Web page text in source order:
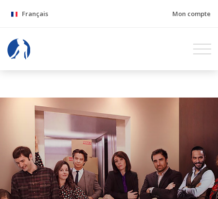
Français Mon compte